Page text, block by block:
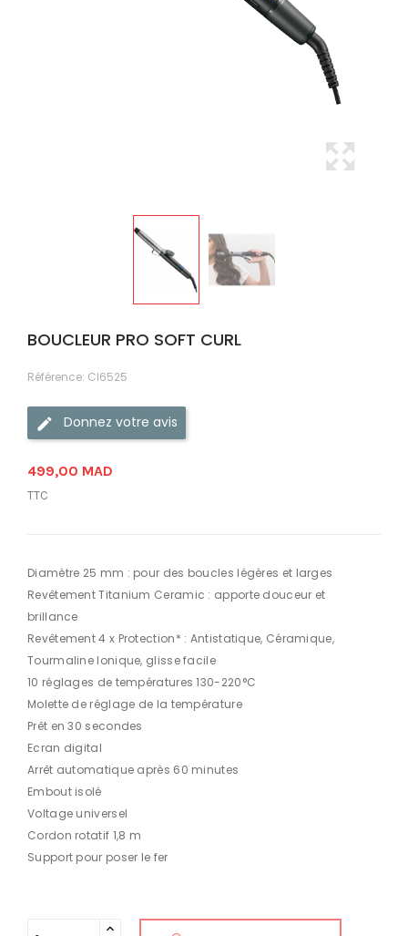
BOUCLEUR PRO SOFT CURL
Référence: CI6525
Donnez votre avis
499,00 MAD
TTC
Diamètre 25 mm : pour des boucles légères et larges
Revêtement Titanium Ceramic : apporte douceur et
brillance
Revêtement 4 x Protection* : Antistatique, Céramique,
Tourmaline Ionique, glisse facile
10 réglages de températures 130-220°C
Molette de réglage de la température
Prêt en 30 secondes
Ecran digital
Arrêt automatique après 60 minutes
Embout isolé
Voltage universel
Cordon rotatif 1,8 m
Support pour poser le fer